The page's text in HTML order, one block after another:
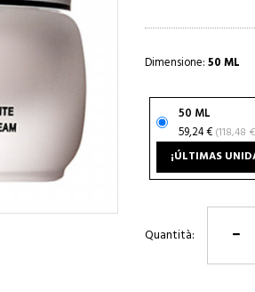
Dimensione: 50 ML
50 ML
59,24 €
¡ÚLTIMAS
Quantità: